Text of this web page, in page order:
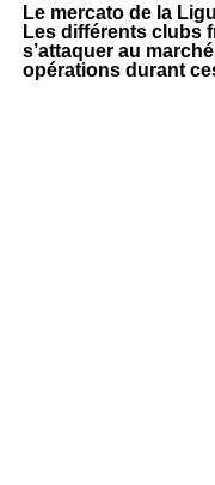
Le mercato de la
Les différents clubs
s’attaquer au
opérations durant